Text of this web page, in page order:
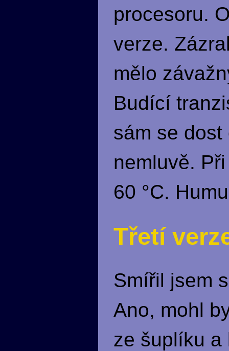
procesoru.
verze.
mělo
Budící
sám se
nemluvě.
60 °C.
Třetí
Smířil jsem
Ano, mohl
ze šuplíku a